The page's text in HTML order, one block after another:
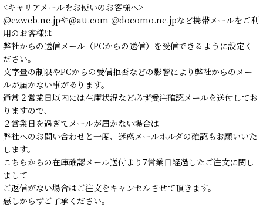
<キャリアメールをお使いのお客様へ>
@ezweb.ne.jpや@au.com ＠docomo.ne.jpなど携帯メールをご利
用のお客様は
弊社からの送信メール（PCからの送信）を受信できるように設定く
ださい。
文字量の制限やPCからの受信拒否などの影響により弊社からのメー
ルが届かない事があります。
通常２営業日以内には在庫状況など必ず受注確認メールを送付してお
りますので、
２営業日を過ぎてメールが届かない場合は
弊社へのお問い合わせと一度、迷惑メールホルダの確認もお願いいた
します。
こちらからの在庫確認メール送付より7営業日経過したご注文に関し
まして
ご返信がない場合はご注文をキャンセルさせて頂きます。
悪しからずご了承ください。